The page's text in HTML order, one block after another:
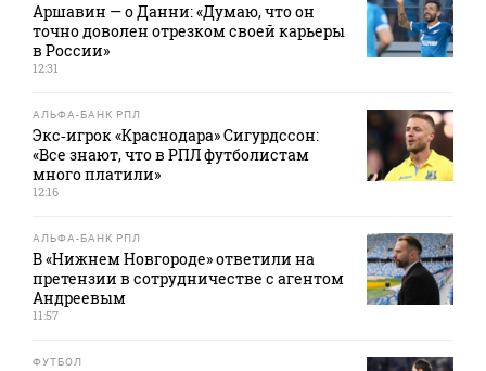
Аршавин — о Данни: «Думаю, что он
точно доволен отрезком своей карьеры
в России»
12:31
АЛЬФА-БАНК РПЛ
Экс‑игрок «Краснодара» Сигурдссон:
«Все знают, что в РПЛ футболистам
много платили»
12:16
АЛЬФА-БАНК РПЛ
В «Нижнем Новгороде» ответили на
претензии в сотрудничестве с агентом
Андреевым
11:57
ФУТБОЛ